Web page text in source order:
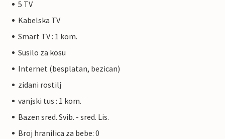
5 TV
Kabelska TV
Smart TV : 1 kom.
Susilo za kosu
Internet (besplatan, bezican)
zidani rostilj
vanjski tus : 1 kom.
Bazen sred. Svib. - sred. Lis.
Broj hranilica za bebe: 0